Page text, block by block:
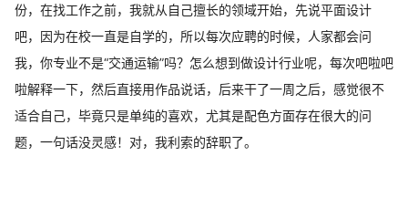
份，在找工作之前，我就从自己擅长的领域开始，先说平面设计
吧，因为在校一直是自学的，所以每次应聘的时候，人家都会问
我，你专业不是“交通运输”吗？怎么想到做设计行业呢，每次吧啦吧
啦解释一下，然后直接用作品说话，后来干了一周之后，感觉很不
适合自己，毕竟只是单纯的喜欢，尤其是配色方面存在很大的问
题，一句话没灵感！对，我利索的辞职了。